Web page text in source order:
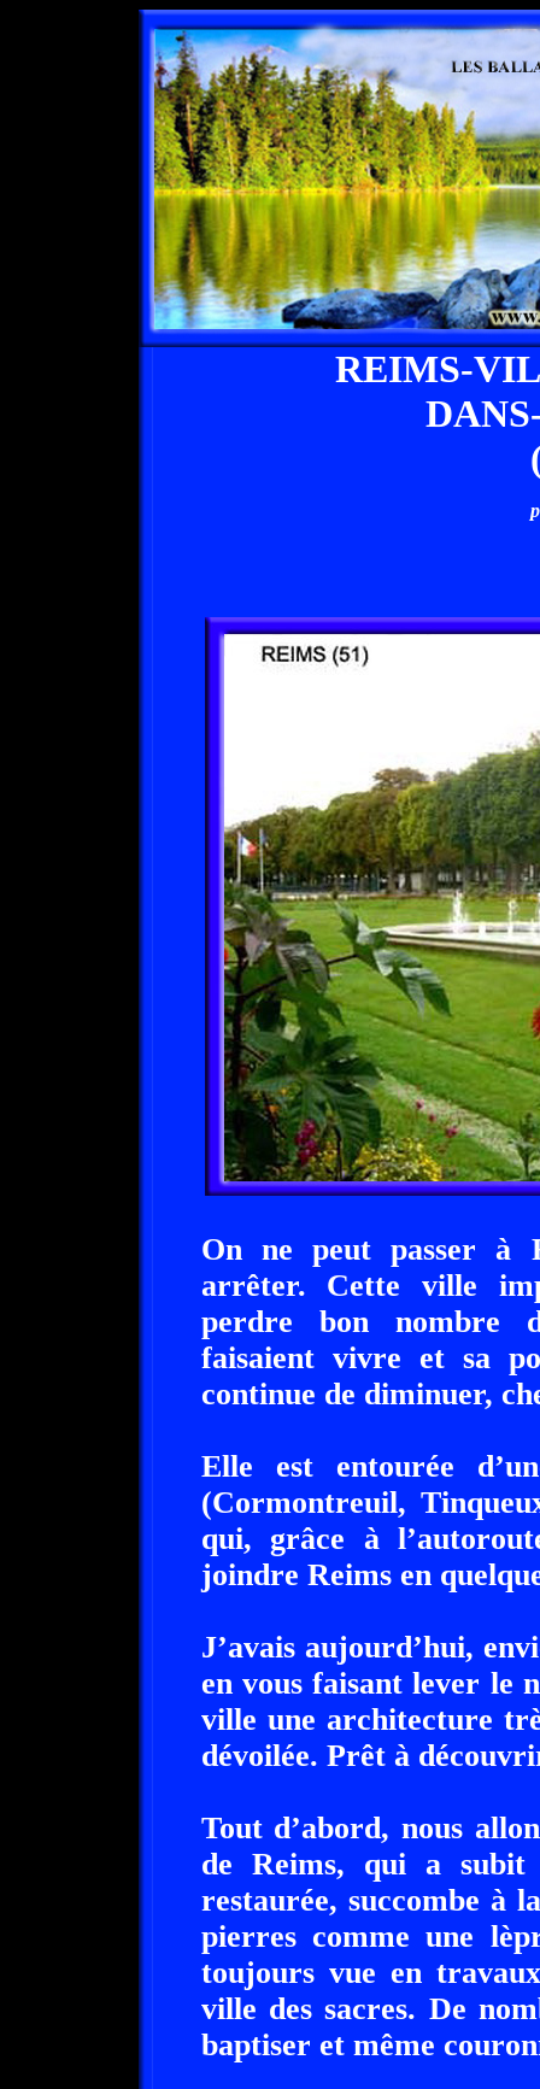
REIMS-
On ne peut passer à
arrêter. Cette ville
perdre bon nombre
faisaient vivre et sa
continue de diminuer,
Elle est entourée
(Cormontreuil,
qui, grâce à
joindre Reims en
J’avais aujourd’hui,
en vous faisant lever le
ville une architecture
dévoilée. Prêt à
Tout d’abord, nous
de Reims, qui a subit
restaurée, succombe à
pierres comme une
toujours vue en
ville des sacres. De
baptiser et même